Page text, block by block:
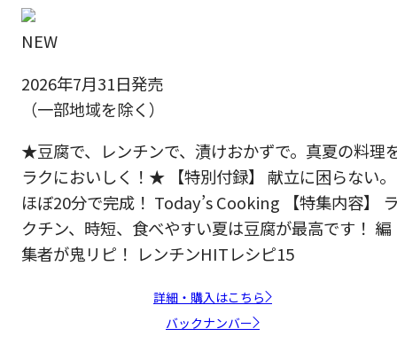
NEW
2026年7月31日発売
（一部地域を除く）
★豆腐で、レンチンで、漬けおかずで。真夏の料理
ラクにおいしく！★ 【特別付録】 献立に困らない。
ほぼ20分で完成！ Today’s Cooking 【特集内容】
クチン、時短、食べやすい夏は豆腐が最高です！ 編
集者が鬼リピ！ レンチンHITレシピ15
詳細・購入はこちら
バックナンバー